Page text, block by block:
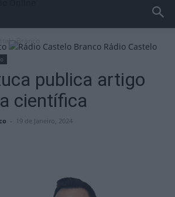
Rádio Castelo
Branco
publica artigo
científica
- 19 de Janeiro, 2024